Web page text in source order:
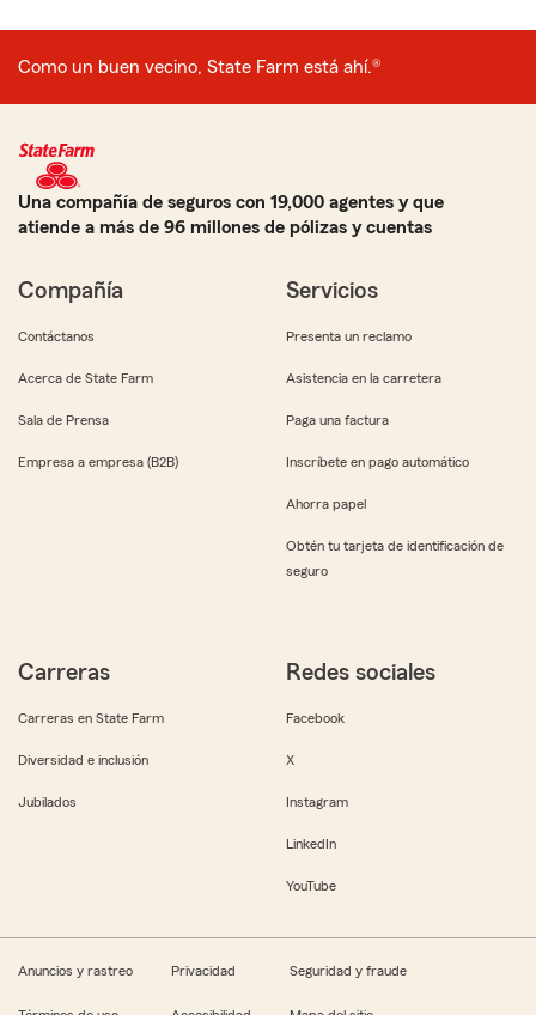
Como un buen vecino, State Farm está ahí.®
Una compañía de seguros con 19,000 agentes y que
atiende a más de 96 millones de pólizas y cuentas
Compañía
Contáctanos
Acerca de State Farm
Sala de Prensa
Empresa a empresa (B2B)
Servicios
Presenta un reclamo
Asistencia en la carretera
Paga una factura
Inscríbete en pago automático
Ahorra papel
Obtén tu tarjeta de identificación de
seguro
Carreras
Carreras en State Farm
Diversidad e inclusión
Jubilados
Redes sociales
Facebook
X
Instagram
LinkedIn
YouTube
Anuncios y rastreo Privacidad Seguridad y fraude